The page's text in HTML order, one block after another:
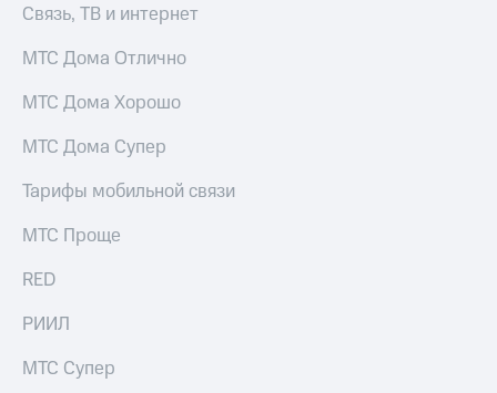
Связь, ТВ и интернет
МТС Дома Отлично
МТС Дома Хорошо
МТС Дома Супер
Тарифы мобильной связи
МТС Проще
RED
РИИЛ
МТС Супер